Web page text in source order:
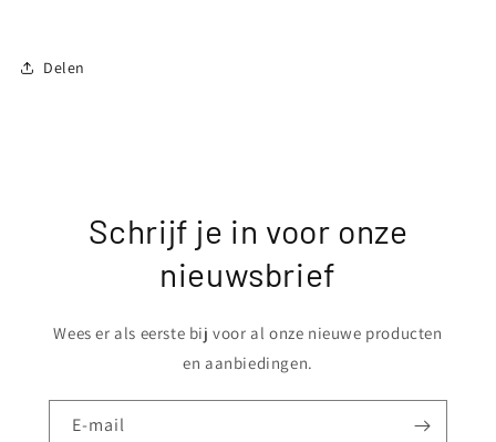
Delen
Schrijf je in voor onze
nieuwsbrief
Wees er als eerste bij voor al onze nieuwe producten
en aanbiedingen.
E‑mail